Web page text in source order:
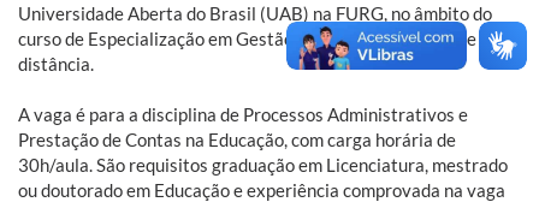
Universidade Aberta do Brasil (UAB) na FURG, no âmbito do
curso de Especialização em Gestão Escolar, na modalidade a
distância.
A vaga é para a disciplina de Processos Administrativos e
Prestação de Contas na Educação, com carga horária de
30h/aula. São requisitos graduação em Licenciatura, mestrado
ou doutorado em Educação e experiência comprovada na vaga